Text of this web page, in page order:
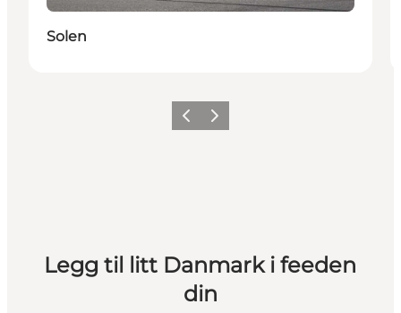
Solen
ForrigeNeste
Legg til litt Danmark i feeden
din